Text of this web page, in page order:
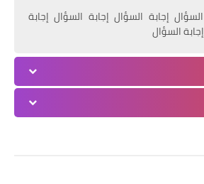
إجابة السؤال إجابة السؤال إجابة
السؤال